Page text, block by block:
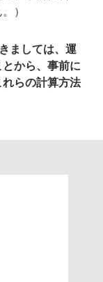
）
ましては、運
から、事前に
らの計算方法